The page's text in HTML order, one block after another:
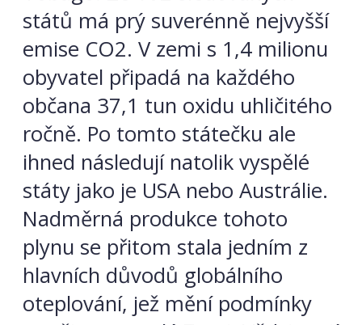
států má prý suverénně nejvyšší
emise CO2. V zemi s 1,4 milionu
obyvatel připadá na každého
občana 37,1 tun oxidu uhličitého
ročně. Po tomto státečku ale
ihned následují natolik vyspělé
státy jako je USA nebo Austrálie.
Nadměrná produkce tohoto
plynu se přitom stala jedním z
hlavních důvodů globálního
oteplování, jež mění podmínky